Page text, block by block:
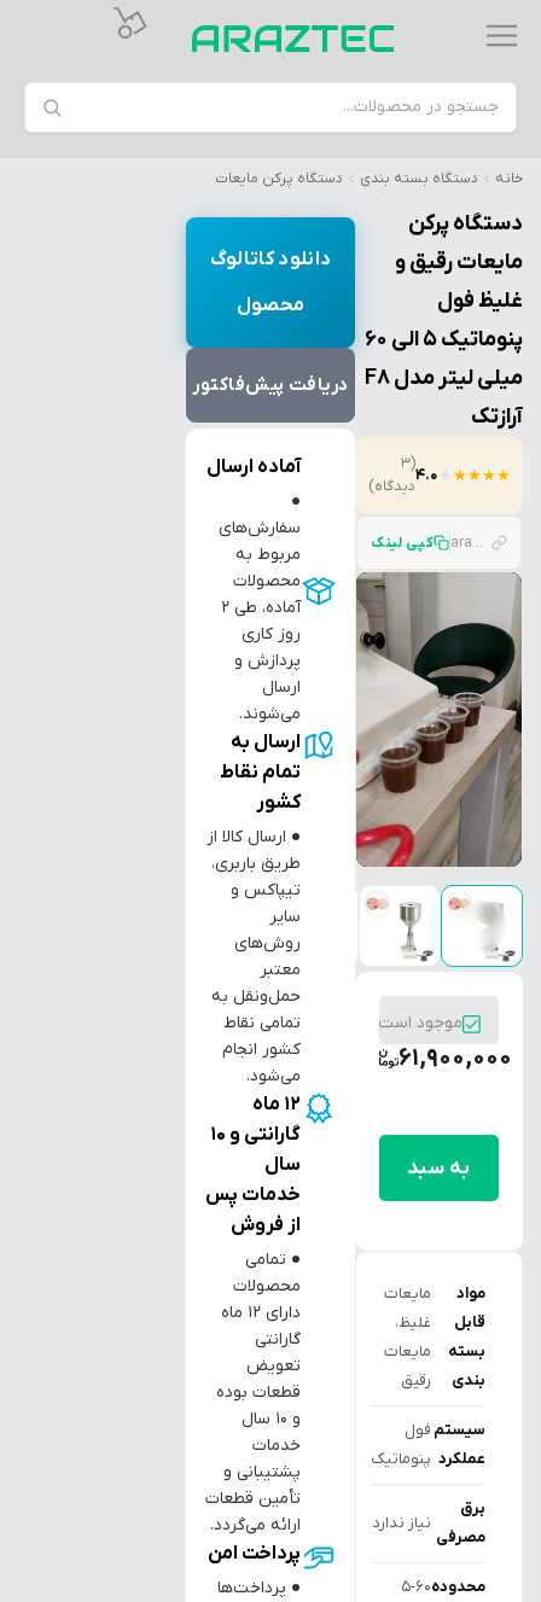
خانه دستگاه بسته بندی دستگاه پرکن مایعات
دستگاه پرکن
مایعات رقیق و
غلیظ فول
پنوماتیک 5 الی 60
میلی لیتر مدل F8
آرازتک
★
★
★
★
4.0
(3
دیدگاه)
araztec.com/p/%D8%AF%D8%B3%D8%AA%DA%AF%D8%A7%D9%87-%D9%BE%D8%B1-%DA%A9%D9%86-%D9%BE%D9%86%D9%88%D9%85%D8%A7%D8%AA%DB%8C%DA%A9-%D9%85%D8%A7%DB%8C%D8%B9%D8%A7%D8%AA-%D9%85%D8%AF%D9%84-km-a02p کپی لینک
▶
موجود است
61,900,000
به سبد
مواد
قابل
بسته
بندی
مایعات
غلیظ،
مایعات
رقیق
سیستم
عملکرد
فول
پنوماتیک
برق
مصرفی
نیاز ندارد
محدوده5-60
آماده ارسال
●
سفارش‌های
مربوط به
محصولات
آماده، طی ۲
روز کاری
پردازش و
ارسال
می‌شوند.
ارسال به
تمام نقاط
کشور
● ارسال کالا از
طریق باربری،
تیپاکس و
سایر
روش‌های
معتبر
حمل‌ونقل به
تمامی نقاط
کشور انجام
می‌شود.
12 ماه
گارانتی و 10
سال
خدمات پس
از فروش
● تمامی
محصولات
دارای ۱۲ ماه
گارانتی
تعویض
قطعات بوده
و ۱۰ سال
خدمات
پشتیبانی و
تأمین قطعات
ارائه می‌گردد.
پرداخت امن
● پرداخت‌ها
دانلود کاتالوگ
محصول
دریافت پیش‌فاکتور